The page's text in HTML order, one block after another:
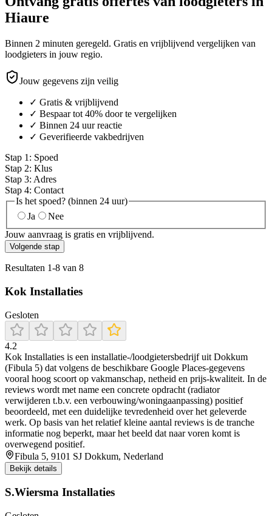
Hiaure
Binnen 2 minuten geregeld. Gratis en vrijblijvend vergelijken van
loodgieters in jouw regio.
Jouw gegevens zijn veilig
✓ Gratis & vrijblijvend
✓ Bespaar tot 40% door te vergelijken
✓ Binnen 24 uur reactie
✓ Geverifieerde vakbedrijven
Stap 1 : Spoed
Stap 2: Klus
Stap 3: Adres
Stap 4: Contact
Is het spoed? (binnen 24 uur)
Ja
Nee
Jouw aanvraag is gratis en vrijblijvend.
Volgende stap
Resultaten 1-8 van 8
Kok Installaties
Gesloten
4.2
Kok Installaties is een installatie-/loodgietersbedrijf uit Dokkum
(Fibula 5) dat volgens de beschikbare Google Places-gegevens
vooral hoog scoort op vakmanschap, netheid en prijs-kwaliteit. In de
reviews wordt met name een concrete opdracht (radiator
verwijderen t.b.v. een verbouwing/woningaanpassing) positief
beoordeeld, met een duidelijke tevredenheid over het geleverde
werk. Op basis van het relatief kleine aantal reviews is de tranche
informatie nog beperkt, maar het beeld dat naar voren komt is
overwegend positief.
Fibula 5, 9101 SJ Dokkum, Nederland
Bekijk details
S.Wiersma Installaties